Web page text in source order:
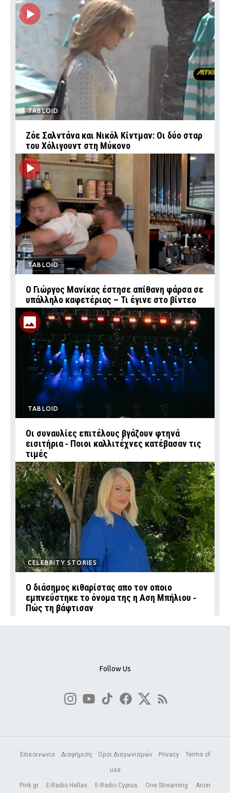
TABLOID
Ζόε Σαλντάνα και Νικόλ Κίντμαν: Οι δύο σταρ
του Χόλιγουντ στη Μύκονο
TABLOID
Ο Γιώργος Μανίκας έστησε απίθανη φάρσα σε
υπάλληλο καφετέριας – Τι έγινε στο βίντεο
TABLOID
Οι συναυλίες επιτέλους βγάζουν φτηνά
εισιτήρια ‑ Ποιοι καλλιτέχνες κατέβασαν τις
τιμές
CELEBRITY STORIES
Ο διάσημος κιθαρίστας απο τον οποιο
εμπνεύστηκε το όνομα της η Αση Μπήλιου ‑
Πώς τη βάφτισαν
Follow Us
Επικοινωνία Διαφήμιση Όροι Διαγωνισμών Privacy Terms of
use
Pink.gr E-Radio Hellas E-Radio Cyprus One Streaming Arion